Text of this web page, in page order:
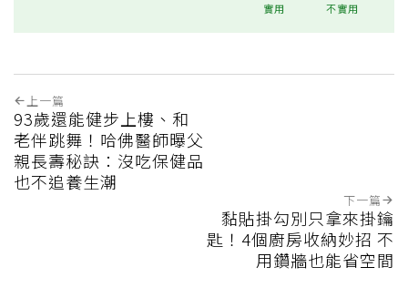
實用 不實用
上一篇
93歲還能健步上樓、和
老伴跳舞！哈佛醫師曝父
親長壽秘訣：沒吃保健品
也不追養生潮
下一篇
黏貼掛勾別只拿來掛鑰
匙！4個廚房收納妙招 不
用鑽牆也能省空間